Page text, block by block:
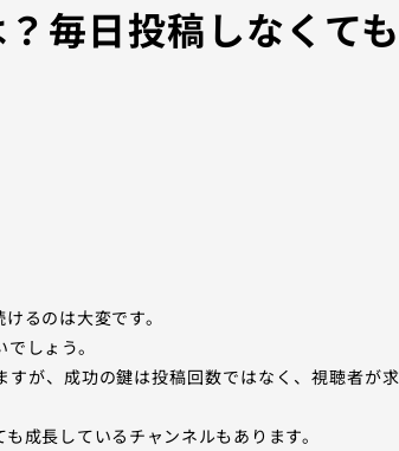
毎日投稿しなくても
るのは大変です。
しょう。
が、成功の鍵は投稿回数ではなく、視聴者が求
成長しているチャンネルもあります。